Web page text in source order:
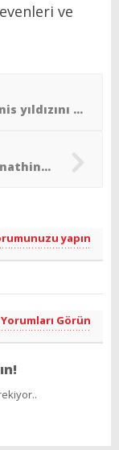
ve
Pistten çıkan Alonso eski tenis yıldızını yaraladı
Euroleague´de Ergin Ataman ve Panathinaikos´a ceza!
yapın
Görün